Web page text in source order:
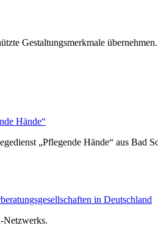
Gestaltungsmerkmale übernehmen.
Hände“
„Pflegende Hände“ aus Bad
in Deutschland
Netzwerks.